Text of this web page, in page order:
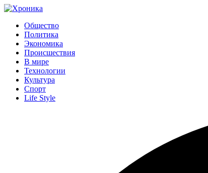
Общество
Политика
Экономика
Происшествия
В мире
Технологии
Культура
Спорт
Life Style